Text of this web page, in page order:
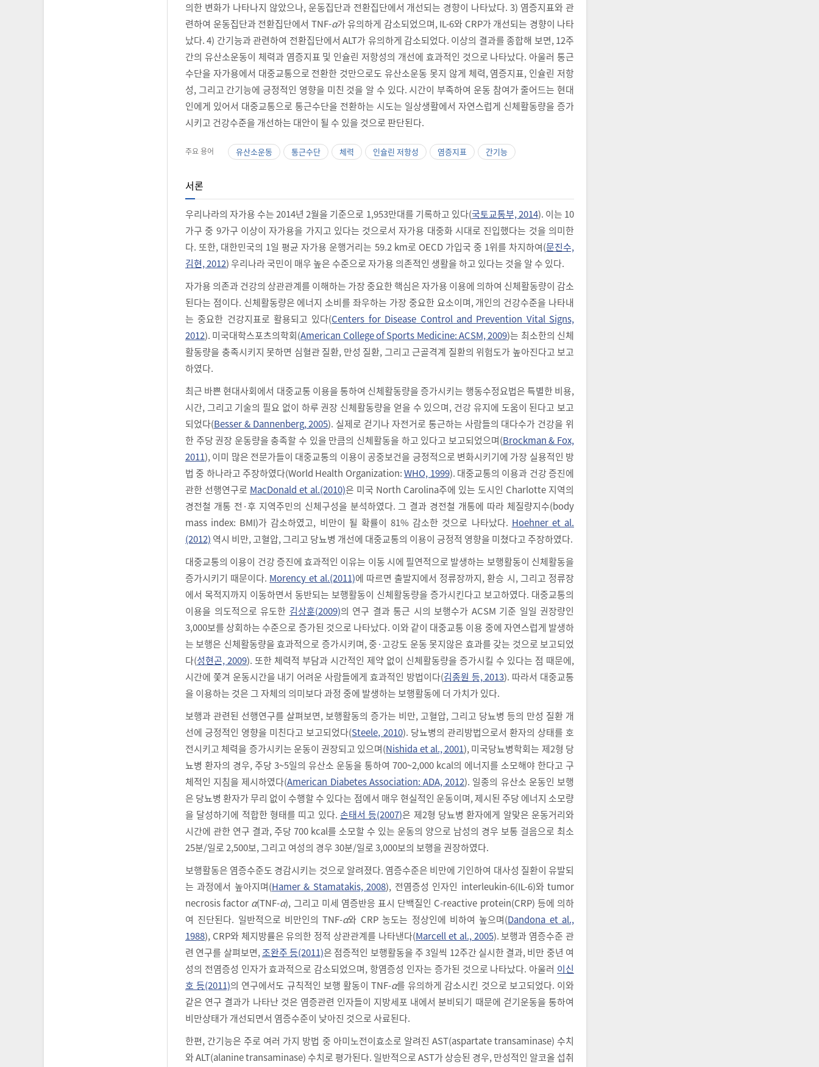
의한 변화가 나타나지 않았으나, 운동집단과 전환집단에서 개선되는 경향이 나타났다. 3) 염증지표와 관
련하여 운동집단과 전환집단에서 TNF-α가 유의하게 감소되었으며, IL-6와 CRP가 개선되는 경향이 나타
났다. 4) 간기능과 관련하여 전환집단에서 ALT가 유의하게 감소되었다. 이상의 결과를 종합해 보면, 12주
간의 유산소운동이 체력과 염증지표 및 인슐린 저항성의 개선에 효과적인 것으로 나타났다. 아울러 통근
수단을 자가용에서 대중교통으로 전환한 것만으로도 유산소운동 못지 않게 체력, 염증지표, 인슐린 저항
성, 그리고 간기능에 긍정적인 영향을 미친 것을 알 수 있다. 시간이 부족하여 운동 참여가 줄어드는 현대
인에게 있어서 대중교통으로 통근수단을 전환하는 시도는 일상생활에서 자연스럽게 신체활동량을 증가
시키고 건강수준을 개선하는 대안이 될 수 있을 것으로 판단된다.
주요 용어 유산소운동 통근수단 체력 인슐린 저항성 염증지표 간기능
서론
우리나라의 자가용 수는 2014년 2월을 기준으로 1,953만대를 기록하고 있다(국토교통부, 2014). 이는 10
가구 중 9가구 이상이 자가용을 가지고 있다는 것으로서 자가용 대중화 시대로 진입했다는 것을 의미한
다. 또한, 대한민국의 1일 평균 자가용 운행거리는 59.2 km로 OECD 가입국 중 1위를 차지하여(문진수,
김현, 2012) 우리나라 국민이 매우 높은 수준으로 자가용 의존적인 생활을 하고 있다는 것을 알 수 있다.
자가용 의존과 건강의 상관관계를 이해하는 가장 중요한 핵심은 자가용 이용에 의하여 신체활동량이 감소
된다는 점이다. 신체활동량은 에너지 소비를 좌우하는 가장 중요한 요소이며, 개인의 건강수준을 나타내
는 중요한 건강지표로 활용되고 있다(Centers for Disease Control and Prevention Vital Signs,
2012). 미국대학스포츠의학회(American College of Sports Medicine: ACSM, 2009)는 최소한의 신체
활동량을 충족시키지 못하면 심혈관 질환, 만성 질환, 그리고 근골격계 질환의 위험도가 높아진다고 보고
하였다.
최근 바쁜 현대사회에서 대중교통 이용을 통하여 신체활동량을 증가시키는 행동수정요법은 특별한 비용,
시간, 그리고 기술의 필요 없이 하루 권장 신체활동량을 얻을 수 있으며, 건강 유지에 도움이 된다고 보고
되었다(Besser & Dannenberg, 2005). 실제로 걷기나 자전거로 통근하는 사람들의 대다수가 건강을 위
한 주당 권장 운동량을 충족할 수 있을 만큼의 신체활동을 하고 있다고 보고되었으며(Brockman & Fox,
2011), 이미 많은 전문가들이 대중교통의 이용이 공중보건을 긍정적으로 변화시키기에 가장 실용적인 방
법 중 하나라고 주장하였다(World Health Organization:WHO, 1999). 대중교통의 이용과 건강 증진에
관한 선행연구로 MacDonald et al.(2010)은 미국 North Carolina주에 있는 도시인 Charlotte 지역의
경전철 개통 전·후 지역주민의 신체구성을 분석하였다. 그 결과 경전철 개통에 따라 체질량지수(body
mass index: BMI)가 감소하였고, 비만이 될 확률이 81% 감소한 것으로 나타났다. Hoehner et al.
(2012) 역시 비만, 고혈압, 그리고 당뇨병 개선에 대중교통의 이용이 긍정적 영향을 미쳤다고 주장하였다.
대중교통의 이용이 건강 증진에 효과적인 이유는 이동 시에 필연적으로 발생하는 보행활동이 신체활동을
증가시키기 때문이다. Morency et al.(2011)에 따르면 출발지에서 정류장까지, 환승 시, 그리고 정류장
에서 목적지까지 이동하면서 동반되는 보행활동이 신체활동량을 증가시킨다고 보고하였다. 대중교통의
이용을 의도적으로 유도한 김상훈(2009)의 연구 결과 통근 시의 보행수가 ACSM 기준 일일 권장량인
3,000보를 상회하는 수준으로 증가된 것으로 나타났다. 이와 같이 대중교통 이용 중에 자연스럽게 발생하
는 보행은 신체활동량을 효과적으로 증가시키며, 중·고강도 운동 못지않은 효과를 갖는 것으로 보고되었
다(성현곤, 2009). 또한 체력적 부담과 시간적인 제약 없이 신체활동량을 증가시킬 수 있다는 점 때문에,
시간에 쫓겨 운동시간을 내기 어려운 사람들에게 효과적인 방법이다(김종원 등, 2013). 따라서 대중교통
을 이용하는 것은 그 자체의 의미보다 과정 중에 발생하는 보행활동에 더 가치가 있다.
보행과 관련된 선행연구를 살펴보면, 보행활동의 증가는 비만, 고혈압, 그리고 당뇨병 등의 만성 질환 개
선에 긍정적인 영향을 미친다고 보고되었다(Steele, 2010). 당뇨병의 관리방법으로서 환자의 상태를 호
전시키고 체력을 증가시키는 운동이 권장되고 있으며(Nishida et al., 2001), 미국당뇨병학회는 제2형 당
뇨병 환자의 경우, 주당 3~5일의 유산소 운동을 통하여 700~2,000 kcal의 에너지를 소모해야 한다고 구
체적인 지침을 제시하였다(American Diabetes Association: ADA, 2012). 일종의 유산소 운동인 보행
은 당뇨병 환자가 무리 없이 수행할 수 있다는 점에서 매우 현실적인 운동이며, 제시된 주당 에너지 소모량
을 달성하기에 적합한 형태를 띠고 있다. 손태서 등(2007)은 제2형 당뇨병 환자에게 알맞은 운동거리와
시간에 관한 연구 결과, 주당 700 kcal를 소모할 수 있는 운동의 양으로 남성의 경우 보통 걸음으로 최소
25분/일로 2,500보, 그리고 여성의 경우 30분/일로 3,000보의 보행을 권장하였다.
보행활동은 염증수준도 경감시키는 것으로 알려졌다. 염증수준은 비만에 기인하여 대사성 질환이 유발되
는 과정에서 높아지며(Hamer & Stamatakis, 2008), 전염증성 인자인 interleukin-6(IL-6)와 tumor
necrosis factor α(TNF-α), 그리고 미세 염증반응 표시 단백질인 C-reactive protein(CRP) 등에 의하
여 진단된다. 일반적으로 비만인의 TNF-α와 CRP 농도는 정상인에 비하여 높으며(Dandona et al.,
1988), CRP와 체지방률은 유의한 정적 상관관계를 나타낸다(Marcell et al., 2005). 보행과 염증수준 관
련 연구를 살펴보면,조완주 등(2011)은 점증적인 보행활동을 주 3일씩 12주간 실시한 결과, 비만 중년 여
성의 전염증성 인자가 효과적으로 감소되었으며, 항염증성 인자는 증가된 것으로 나타났다. 아울러 이신
호 등(2011)의 연구에서도 규칙적인 보행 활동이 TNF-α를 유의하게 감소시킨 것으로 보고되었다. 이와
같은 연구 결과가 나타난 것은 염증관련 인자들이 지방세포 내에서 분비되기 때문에 걷기운동을 통하여
비만상태가 개선되면서 염증수준이 낮아진 것으로 사료된다.
한편, 간기능은 주로 여러 가지 방법 중 아미노전이효소로 알려진 AST(aspartate transaminase) 수치
와 ALT(alanine transaminase) 수치로 평가된다. 일반적으로 AST가 상승된 경우, 만성적인 알코올 섭취